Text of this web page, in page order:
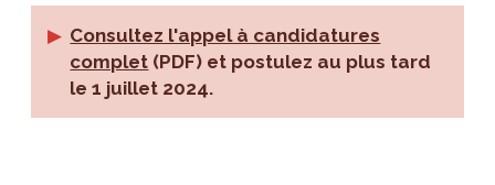
Consultez l'appel à candidatures
complet (PDF) et postulez au plus tard
le 1 juillet 2024.